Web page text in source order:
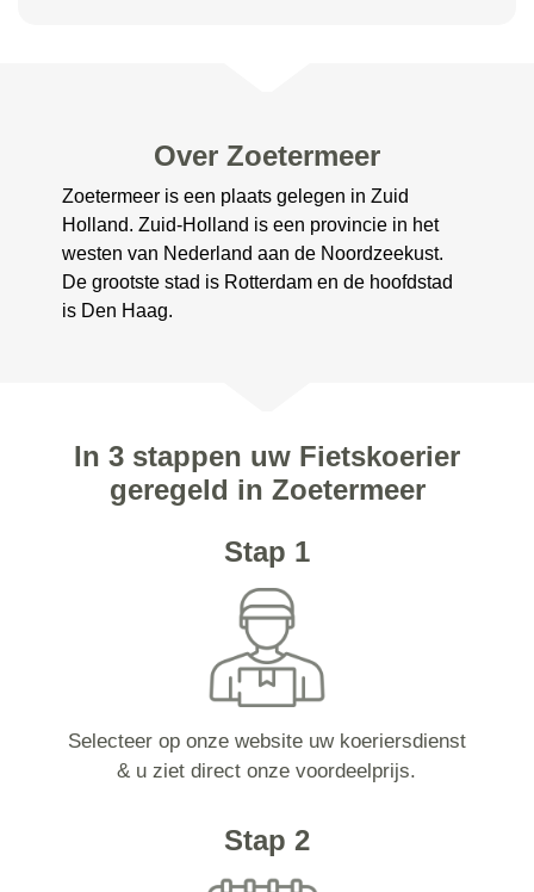
Over Zoetermeer
Zoetermeer is een plaats gelegen in Zuid
Holland. Zuid-Holland is een provincie in het
westen van Nederland aan de Noordzeekust.
De grootste stad is Rotterdam en de hoofdstad
is Den Haag.
In 3 stappen uw Fietskoerier
geregeld in Zoetermeer
Stap 1
Selecteer op onze website uw koeriersdienst
& u ziet direct onze voordeelprijs.
Stap 2